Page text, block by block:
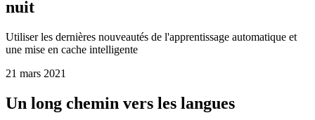
nuit
Utiliser les dernières nouveautés de l'apprentissage automatique et
21 mars 2021